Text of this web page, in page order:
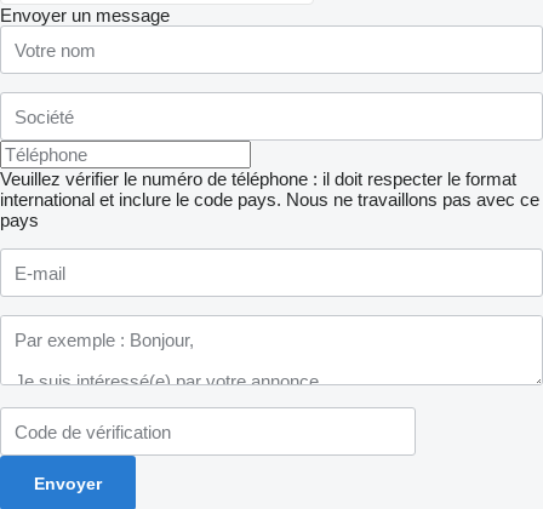
Envoyer un message
Veuillez vérifier le numéro de téléphone : il doit respecter le format
international et inclure le code pays. Nous ne travaillons pas avec ce
pays